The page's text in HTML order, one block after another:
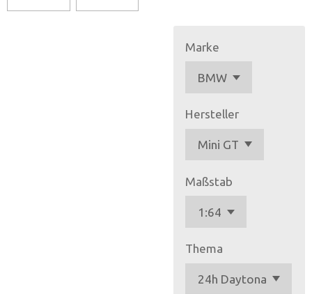
Marke
Hersteller
Maßstab
Thema